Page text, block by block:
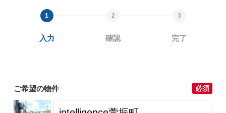
入力 確認 完了
ご希望の物件 必須